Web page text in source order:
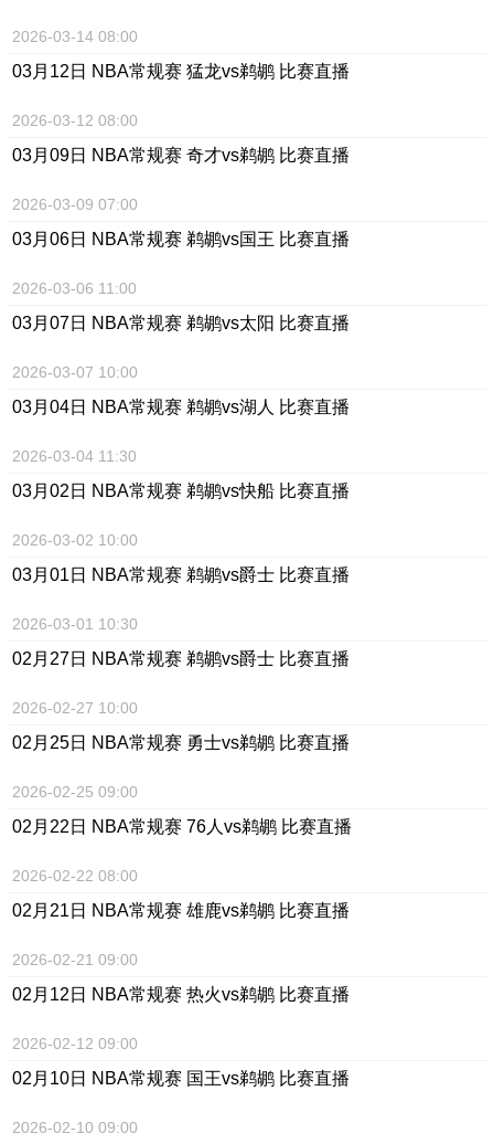
2026-03-14 08:00
03月12日 NBA常规赛 猛龙vs鹈鹕 比赛直播
2026-03-12 08:00
03月09日 NBA常规赛 奇才vs鹈鹕 比赛直播
2026-03-09 07:00
03月06日 NBA常规赛 鹈鹕vs国王 比赛直播
2026-03-06 11:00
03月07日 NBA常规赛 鹈鹕vs太阳 比赛直播
2026-03-07 10:00
03月04日 NBA常规赛 鹈鹕vs湖人 比赛直播
2026-03-04 11:30
03月02日 NBA常规赛 鹈鹕vs快船 比赛直播
2026-03-02 10:00
03月01日 NBA常规赛 鹈鹕vs爵士 比赛直播
2026-03-01 10:30
02月27日 NBA常规赛 鹈鹕vs爵士 比赛直播
2026-02-27 10:00
02月25日 NBA常规赛 勇士vs鹈鹕 比赛直播
2026-02-25 09:00
02月22日 NBA常规赛 76人vs鹈鹕 比赛直播
2026-02-22 08:00
02月21日 NBA常规赛 雄鹿vs鹈鹕 比赛直播
2026-02-21 09:00
02月12日 NBA常规赛 热火vs鹈鹕 比赛直播
2026-02-12 09:00
02月10日 NBA常规赛 国王vs鹈鹕 比赛直播
2026-02-10 09:00